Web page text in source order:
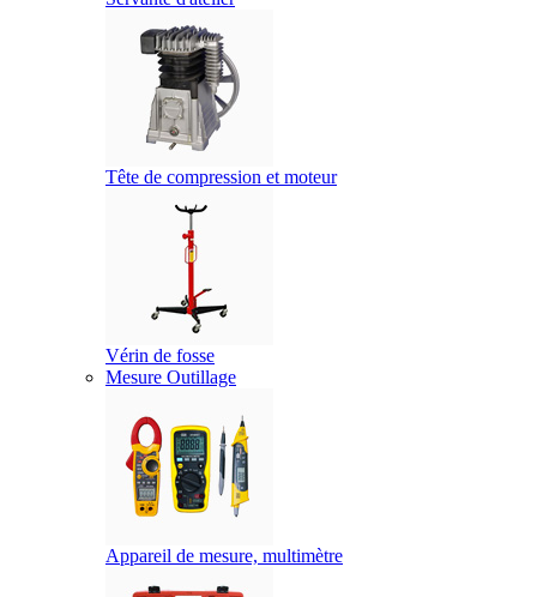
Tête de compression et moteur
Vérin de fosse
Mesure Outillage
Appareil de mesure, multimètre